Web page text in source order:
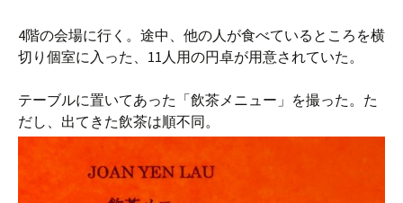
4階の会場に行く。途中、他の人が食べているところを横
切り個室に入った、11人用の円卓が用意されていた。
テーブルに置いてあった「飲茶メニュー」を撮った。た
だし、出てきた飲茶は順不同。